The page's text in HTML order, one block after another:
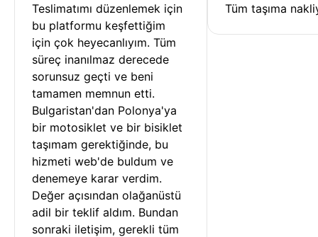
Teslimatımı düzenlemek için
bu platformu keşfettiğim
için çok heyecanlıyım. Tüm
süreç inanılmaz derecede
sorunsuz geçti ve beni
tamamen memnun etti.
Bulgaristan'dan Polonya'ya
bir motosiklet ve bir bisiklet
taşımam gerektiğinde, bu
hizmeti web'de buldum ve
denemeye karar verdim.
Değer açısından olağanüstü
adil bir teklif aldım. Bundan
sonraki iletişim, gerekli tüm
Tüm taşıma